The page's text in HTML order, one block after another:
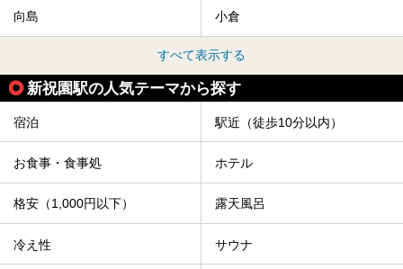
向島 小倉
すべて表示する
新祝園駅の人気テーマから探す
宿泊 駅近（徒歩10分以内）
お食事・食事処 ホテル
格安（1,000円以下） 露天風呂
冷え性 サウナ